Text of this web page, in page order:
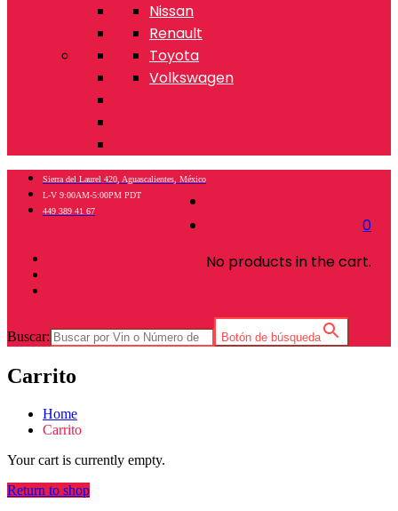
Nissan
Renault
Toyota
Volkswagen
0
No products in the cart.
Sierra del Laurel 420, Aguascalientes, México
L-V 9:00AM-5:00PM PDT
449 389 41 67
Buscar: Botón de búsqueda
Carrito
Home
Carrito
Your cart is currently empty.
Return to shop